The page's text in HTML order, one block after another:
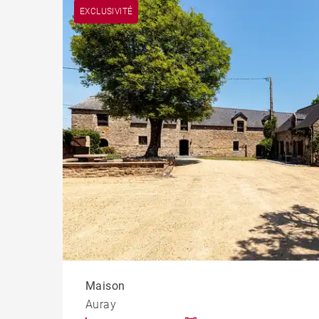
EXCLUSIVITÉ
Maison
Auray